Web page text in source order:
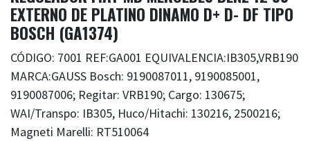
EXTERNO DE PLATINO DINAMO D+ D- DF TIPO
BOSCH (GA1374)
CÓDIGO: 7001 REF:GA001 EQUIVALENCIA:IB305,VRB190
MARCA:GAUSS Bosch: 9190087011, 9190085001,
9190087006; Regitar: VRB190; Cargo: 130675;
WAI/Transpo: IB305, Huco/Hitachi: 130216, 2500216;
Magneti Marelli: RT510064